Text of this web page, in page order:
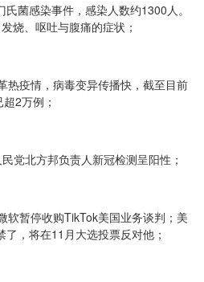
菌感染事件，感染人数约1300人。
烧、呕吐与腹痛的症状；
热疫情，病毒变异传播快，截至目前
超2万例；
党北方邦负责人新冠检测呈阳性；
软暂停收购TikTok美国业务谈判；美
，将在11月大选投票反对他；